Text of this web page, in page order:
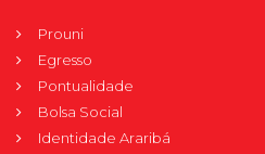
Prouni
Egresso
Pontualidade
Bolsa Social
Identidade Araribá